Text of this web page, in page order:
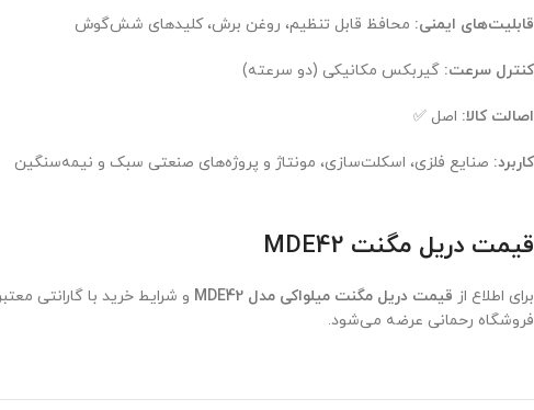
قابلیت‌های ایمنی: محافظ قابل تنظیم، روغن برش، کلیدهای شش‌گوش
کنترل سرعت: گیربکس مکانیکی (دو سرعته)
اصالت کالا: اصل ✅
کاربرد: صنایع فلزی، اسکلت‌سازی، مونتاژ و پروژه‌های صنعتی سبک و نیمه‌سنگین
قیمت دریل مگنت MDE42
برای اطلاع از قیمت دریل مگنت میلواکی مدل MDE42 و شرایط خرید با گارانتی
فروشگاه رحمانی عرضه می‌شود.